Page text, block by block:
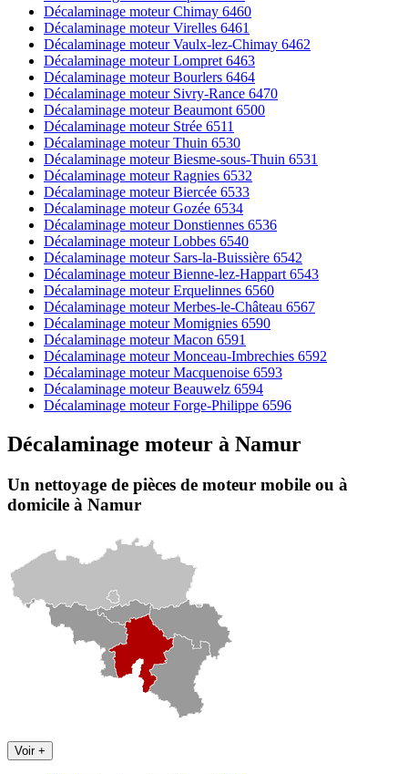
Décalaminage moteur Chimay 6460
Décalaminage moteur Virelles 6461
Décalaminage moteur Vaulx-lez-Chimay 6462
Décalaminage moteur Lompret 6463
Décalaminage moteur Bourlers 6464
Décalaminage moteur Sivry-Rance 6470
Décalaminage moteur Beaumont 6500
Décalaminage moteur Strée 6511
Décalaminage moteur Thuin 6530
Décalaminage moteur Biesme-sous-Thuin 6531
Décalaminage moteur Ragnies 6532
Décalaminage moteur Biercée 6533
Décalaminage moteur Gozée 6534
Décalaminage moteur Donstiennes 6536
Décalaminage moteur Lobbes 6540
Décalaminage moteur Sars-la-Buissière 6542
Décalaminage moteur Bienne-lez-Happart 6543
Décalaminage moteur Erquelinnes 6560
Décalaminage moteur Merbes-le-Château 6567
Décalaminage moteur Momignies 6590
Décalaminage moteur Macon 6591
Décalaminage moteur Monceau-Imbrechies 6592
Décalaminage moteur Macquenoise 6593
Décalaminage moteur Beauwelz 6594
Décalaminage moteur Forge-Philippe 6596
Décalaminage moteur à Namur
Un nettoyage de pièces de moteur mobile ou à
domicile à Namur
Voir +